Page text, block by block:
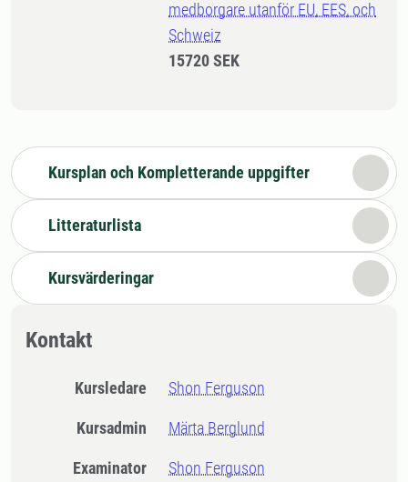
medborgare utanför EU, EES, och
Schweiz
15720 SEK
Kursplan och Kompletterande uppgifter
Litteraturlista
Kursvärderingar
Kontakt
Kursledare Shon Ferguson
Kursadmin Märta Berglund
Examinator Shon Ferguson